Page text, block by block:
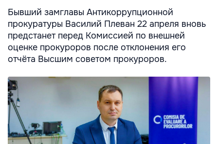
Бывший замглавы Антикоррупционной
прокуратуры Василий Плеван 22 апреля вновь
предстанет перед Комиссией по внешней
оценке прокуроров после отклонения его
отчёта Высшим советом прокуроров.